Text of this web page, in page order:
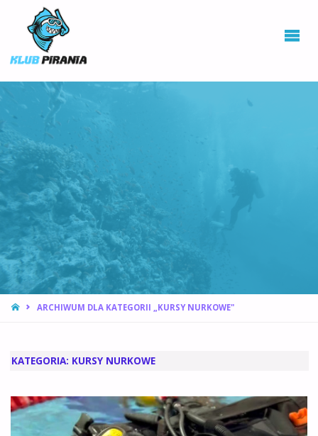
HOKEJ
STRONA
ARCHIWUM DLA KATEGORII „KURSY NURKOWE"
KATEGORIA: KURSY NURKOWE